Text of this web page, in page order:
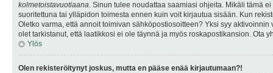
kolmetoistavuotiaana. Sinun tulee noudattaa saamiasi ohjeita. Mikäli tämä
suoritettuna tai ylläpidon toimesta ennen kuin voit kirjautua sisään. Kun
Oletko varma, että annoit toimivan sähköpostiosoitteen? Yksi syy
olet tarkistanut, että laatikkosi ei ole täynnä ja myös roskapostikansion. Ota
Ylös
Olen rekisteröitynyt joskus, mutta en pääse enää kirjautumaan?!